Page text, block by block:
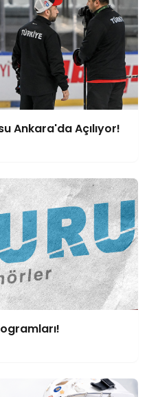
Ankara'da Açılıyor!